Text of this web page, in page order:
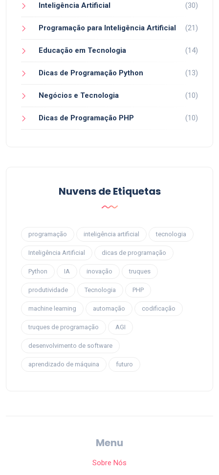
Inteligência Artificial (30)
Programação para Inteligência Artificial (21)
Educação em Tecnologia (14)
Dicas de Programação Python (13)
Negócios e Tecnologia (10)
Dicas de Programação PHP (10)
Nuvens de Etiquetas
programação inteligência artificial tecnologia
Inteligência Artificial dicas de programação
Python IA inovação truques
produtividade Tecnologia PHP
machine learning automação codificação
truques de programação AGI
desenvolvimento de software
aprendizado de máquina futuro
Menu
Sobre Nós